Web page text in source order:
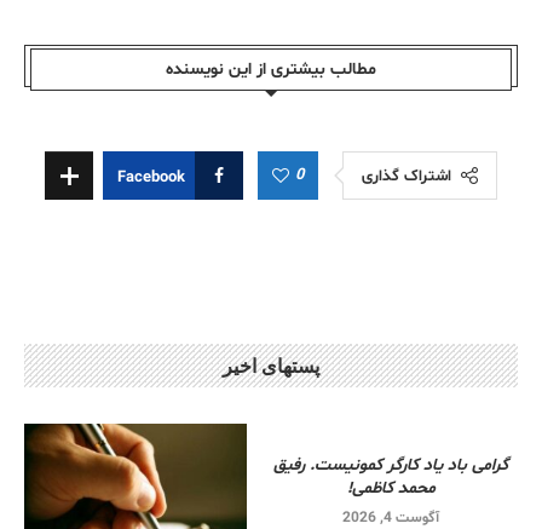
مطالب بیشتری از این نویسندە
اشتراک گذاری 0
Facebook
پستهای اخیر
گرامی باد یاد کارگر کمونیست. رفیق
محمد کاظمی!
آگوست 4, 2026